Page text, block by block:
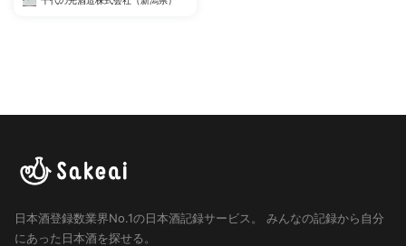
日本酒登録数業界No.1の日本酒記録サービス。
みんなの記録から自分
にあった日本酒を探せる。